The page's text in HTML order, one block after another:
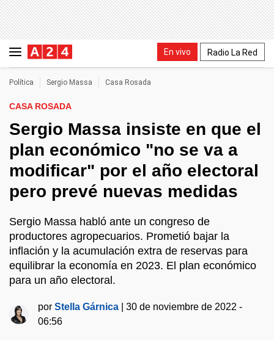
En vivo Radio La Red
Política Sergio Massa Casa Rosada
CASA ROSADA
Sergio Massa insiste en que el
plan económico "no se va a
modificar" por el año electoral
pero prevé nuevas medidas
Sergio Massa habló ante un congreso de
productores agropecuarios. Prometió bajar la
inflación y la acumulación extra de reservas para
equilibrar la economía en 2023. El plan económico
para un año electoral.
porStella Gárnica |30 de noviembre de 2022 -
06:56